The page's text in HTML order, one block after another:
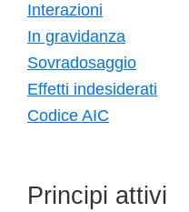
Interazioni
In gravidanza
Sovradosaggio
Effetti indesiderati
Codice AIC
Principi attivi